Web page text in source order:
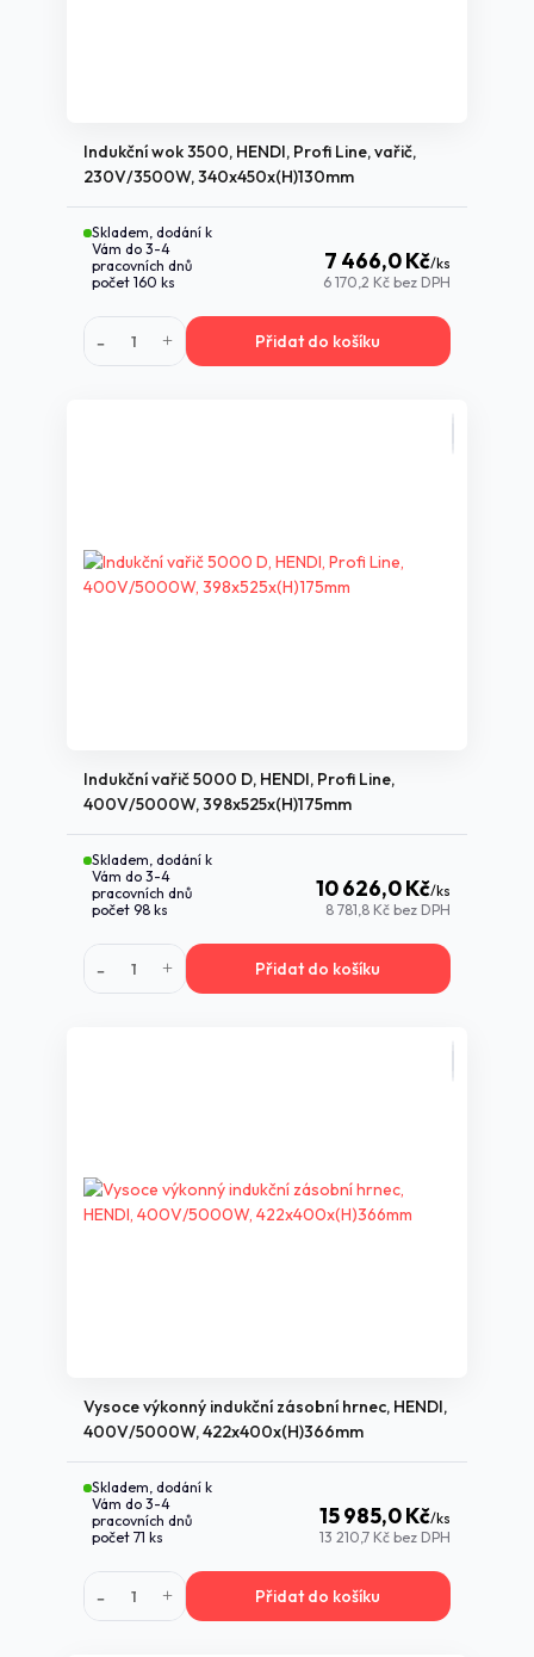
Indukční wok 3500, HENDI, Profi Line, vařič,
230V/3500W, 340x450x(H)130mm
7 466,0 Kč/ks
6 170,2 Kč bez DPH
Skladem, dodání k
Vám do 3-4
pracovních dnů
počet 160 ks
Přidat do košíku
Indukční vařič 5000 D, HENDI, Profi Line,
400V/5000W, 398x525x(H)175mm
10 626,0 Kč/ks
8 781,8 Kč bez DPH
Skladem, dodání k
Vám do 3-4
pracovních dnů
počet 98 ks
Přidat do košíku
Vysoce výkonný indukční zásobní hrnec, HENDI,
400V/5000W, 422x400x(H)366mm
15 985,0 Kč/ks
13 210,7 Kč bez DPH
Skladem, dodání k
Vám do 3-4
pracovních dnů
počet 71 ks
Přidat do košíku